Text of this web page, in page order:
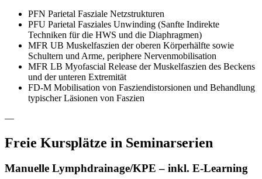
PFN Parietal Fasziale Netzstrukturen
PFU Parietal Fasziales Unwinding (Sanfte Indirekte
Techniken für die HWS und die Diaphragmen)
MFR UB Muskelfaszien der oberen Körperhälfte sowie
Schultern und Arme, periphere Nervenmobilisation
MFR LB Myofascial Release der Muskelfaszien des Beckens
und der unteren Extremität
FD-M Mobilisation von Fasziendistorsionen und Behandlung
typischer Läsionen von Faszien
—
Freie Kursplätze in Seminarserien
Manuelle Lymphdrainage/KPE – inkl. E-Learning